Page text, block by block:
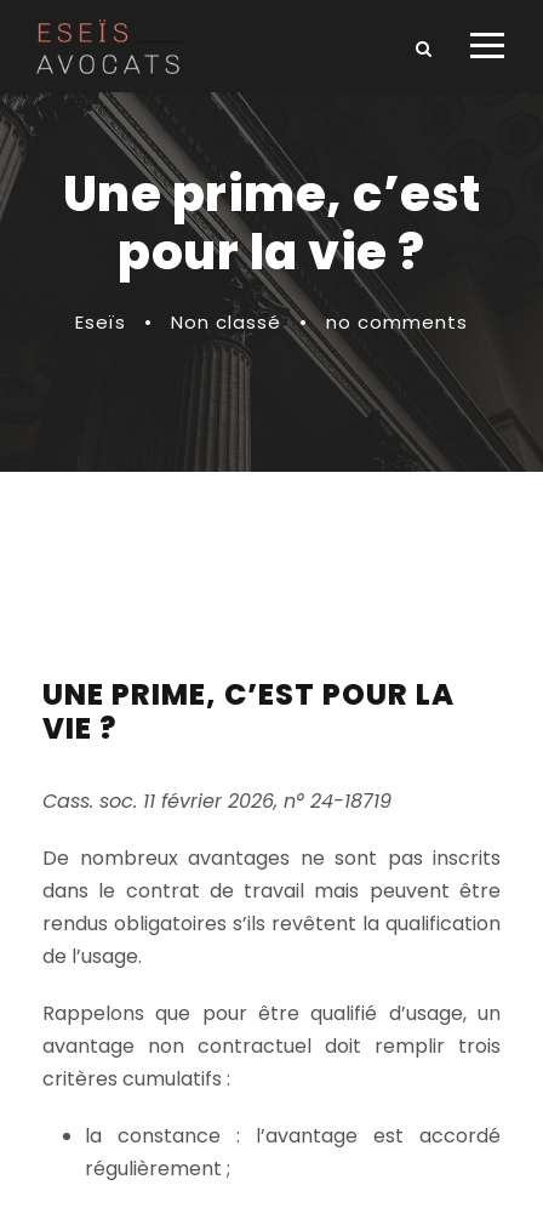
Une prime, c’est
pour la vie ?
Eseïs • Non classé • no comments
UNE PRIME, C’EST POUR LA
VIE ?
Cass. soc. 11 février 2026, n° 24-18719
De nombreux avantages ne sont pas inscrits
dans le contrat de travail mais peuvent être
rendus obligatoires s’ils revêtent la qualification
de l’usage.
Rappelons que pour être qualifié d’usage, un
avantage non contractuel doit remplir trois
critères cumulatifs :
la constance : l’avantage est accordé
régulièrement ;